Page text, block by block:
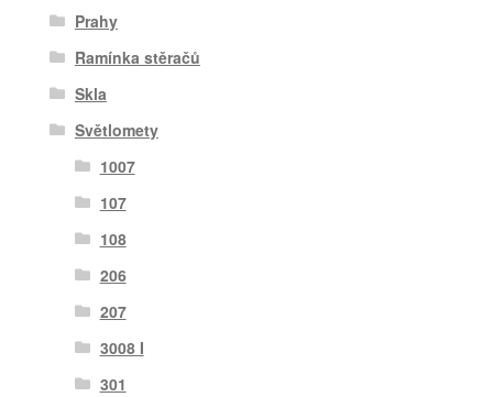
Prahy
Ramínka stěračů
Skla
Světlomety
1007
107
108
206
207
3008 I
301